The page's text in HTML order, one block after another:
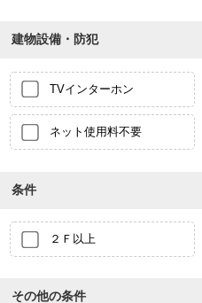
建物設備・防犯
TVインターホン
ネット使用料不要
条件
２Ｆ以上
その他の条件